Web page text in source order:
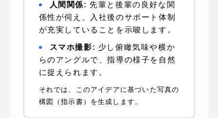
人間関係: 先輩と後輩の良好な関
係性が伺え、入社後のサポート体制
が充実していることを示唆します。
スマホ撮影: 少し俯瞰気味や横か
らのアングルで、指導の様子を自然
に捉えられます。
それでは、このアイデアに基づいた写真の
構図（指示書）を生成します。